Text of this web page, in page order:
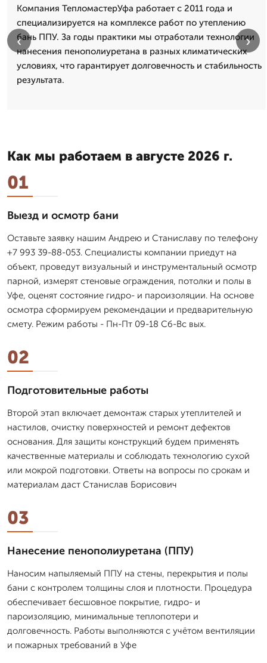
Компания ТепломастерУфа работает с 2011 года и
специализируется на комплексе работ по утеплению
бань ППУ. За годы практики мы отработали технологии
нанесения пенополиуретана в разных климатических
условиях, что гарантирует долговечность и стабильность
результата.
‹ ›
Как мы работаем в августе 2026 г.
01
Выезд и осмотр бани
Оставьте заявку нашим Андрею и Станиславу по телефону
+7 993 39-88-053. Специалисты компании приедут на
объект, проведут визуальный и инструментальный осмотр
парной, измерят стеновые ограждения, потолки и полы в
Уфе, оценят состояние гидро- и пароизоляции. На основе
осмотра сформируем рекомендации и предварительную
смету. Режим работы - Пн-Пт 09-18 Сб-Вс вых.
02
Подготовительные работы
Второй этап включает демонтаж старых утеплителей и
настилов, очистку поверхностей и ремонт дефектов
основания. Для защиты конструкций будем применять
качественные материалы и соблюдать технологию сухой
или мокрой подготовки. Ответы на вопросы по срокам и
материалам даст Станислав Борисович
03
Нанесение пенополиуретана (ППУ)
Наносим напыляемый ППУ на стены, перекрытия и полы
бани с контролем толщины слоя и плотности. Процедура
обеспечивает бесшовное покрытие, гидро- и
пароизоляцию, минимальные теплопотери и
долговечность. Работы выполняются с учётом вентиляции
и пожарных требований в Уфе